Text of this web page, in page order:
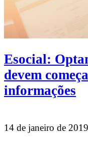
Esocial:
devem
informações
14 de janeiro de 2019